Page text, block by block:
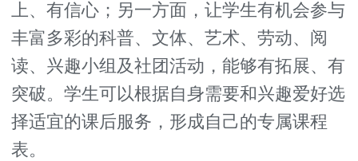
上、有信心；另一方面，让学生有机会参与
丰富多彩的科普、文体、艺术、劳动、阅
读、兴趣小组及社团活动，能够有拓展、有
突破。学生可以根据自身需要和兴趣爱好选
择适宜的课后服务，形成自己的专属课程
表。